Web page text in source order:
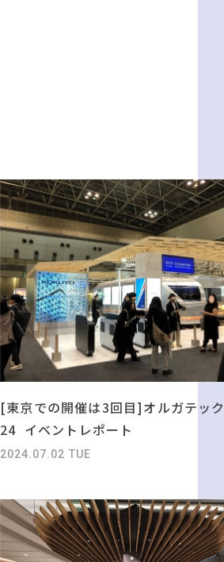
TAG
#岡崎製材#
#インテ
#2022
#オフィス
#ファ
#アダル#
[東京での開催は3回目]オルガテッ
24 イベントレポート
2024.07.02 TUE